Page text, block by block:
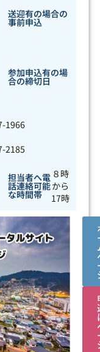
送迎有の場合の
事前申込
参加申込有の場
合の締切日
1966
2185
担当者へ電
話連絡可能
な時間帯
８時
から
17時